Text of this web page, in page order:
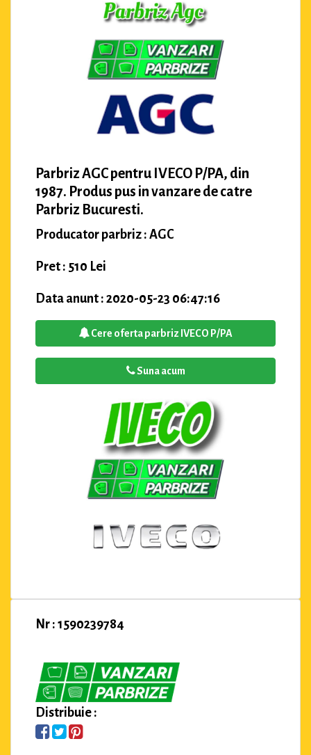
Parbriz AGC pentru IVECO P/PA, din
1987. Produs pus in vanzare de catre
Parbriz Bucuresti.
Producator parbriz : AGC
Pret : 510 Lei
Data anunt : 2020-05-23 06:47:16
Cere oferta parbriz IVECO P/PA
Suna acum
Nr : 1590239784
Distribuie :